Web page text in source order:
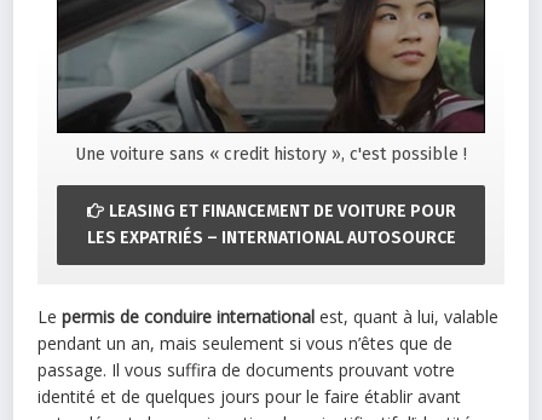
Une voiture sans « credit history », c'est possible !
LEASING ET FINANCEMENT DE VOITURE POUR
LES EXPATRIÉS – INTERNATIONAL AUTOSOURCE
Lepermis de conduire international est, quant à lui, valable
pendant un an, mais seulement si vous n’êtes que de
passage. Il vous suffira de documents prouvant votre
identité et de quelques jours pour le faire établir avant